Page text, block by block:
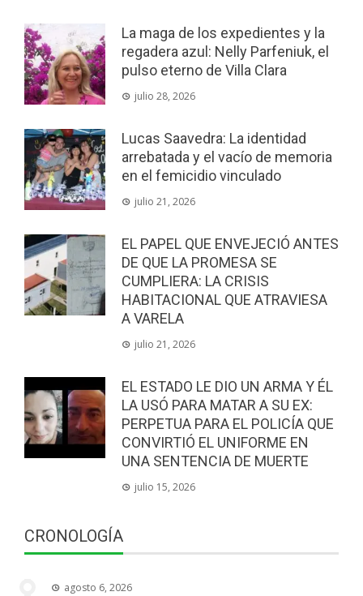
La maga de los expedientes y la
regadera azul: Nelly Parfeniuk, el
pulso eterno de Villa Clara
julio 28, 2026
Lucas Saavedra: La identidad
arrebatada y el vacío de memoria
en el femicidio vinculado
julio 21, 2026
EL PAPEL QUE ENVEJECIÓ ANTES
DE QUE LA PROMESA SE
CUMPLIERA: LA CRISIS
HABITACIONAL QUE ATRAVIESA
A VARELA
julio 21, 2026
EL ESTADO LE DIO UN ARMA Y ÉL
LA USÓ PARA MATAR A SU EX:
PERPETUA PARA EL POLICÍA QUE
CONVIRTIÓ EL UNIFORME EN
UNA SENTENCIA DE MUERTE
julio 15, 2026
CRONOLOGÍA
agosto 6, 2026